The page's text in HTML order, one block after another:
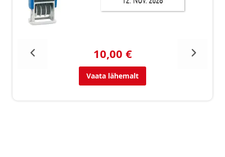
10,00 €
Vaata lähemalt